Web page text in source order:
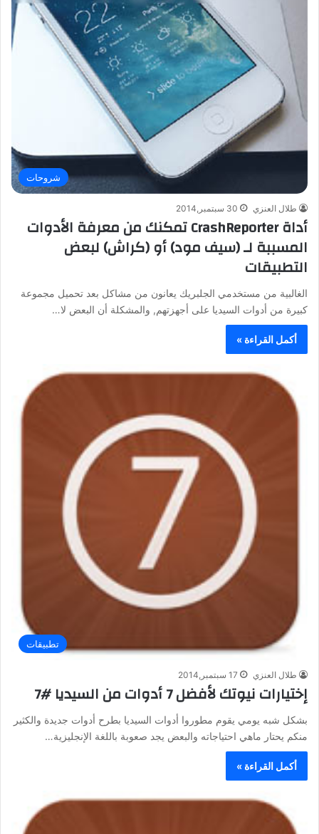
شروحات
طلال العنزي 30 سبتمبر,2014
أداة CrashReporter تمكنك من معرفة الأدوات
المسببة لـ (سيف مود) أو (كراش) لبعض
التطبيقات
الغالبية من مستخدمي الجلبريك يعانون من مشاكل بعد تحميل مجموعة
كبيرة من أدوات السيديا على أجهزتهم, والمشكلة أن البعض لا…
أكمل القراءة »
تطبيقات
طلال العنزي 17 سبتمبر,2014
إختيارات نيوتك لأفضل 7 أدوات من السيديا #7
بشكل شبه يومي يقوم مطوروا أدوات السيديا بطرح أدوات جديدة والكثير
منكم يحتار ماهي احتياجاته والبعض يجد صعوبة باللغة الإنجليزية…
أكمل القراءة »